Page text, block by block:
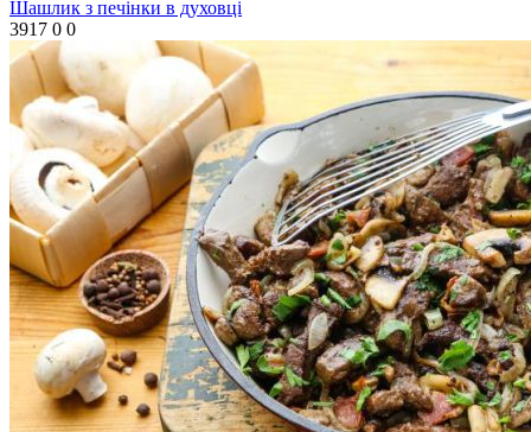
Шашлик з печінки в духовці
3917 0 0